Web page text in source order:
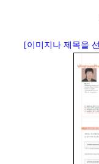
[이미지나 제목을